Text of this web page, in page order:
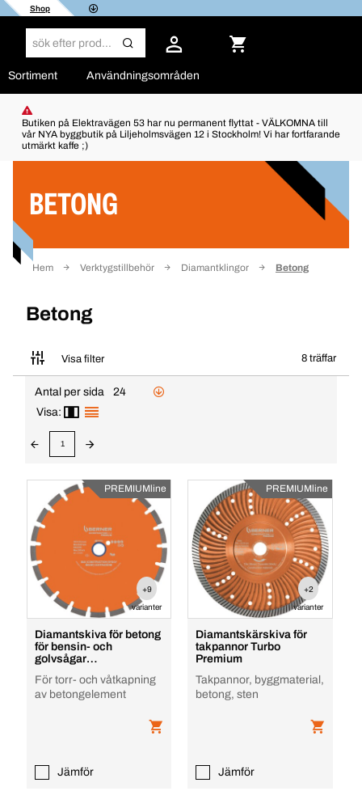
Shop
Sortiment Användningsområden
Butiken på Elektravägen 53 har nu permanent flyttat - VÄLKOMNA till
vår NYA byggbutik på Liljeholmsvägen 12 i Stockholm! Vi har fortfarande
utmärkt kaffe ;)
BETONG
Hem Verktygstillbehör Diamantklingor Betong
Betong
Visa filter 8 träffar
Filter
Antal per sida
24
Visa:
1
PREMIUMline
+9
varianter
Diamantskiva för betong
för bensin- och
golvsågar
Premium
För torr- och våtkapning
av betongelement
Jämför
PREMIUMline
+2
varianter
Diamantskärskiva för
takpannor Turbo
Premium
Takpannor, byggmaterial,
betong, sten
Jämför